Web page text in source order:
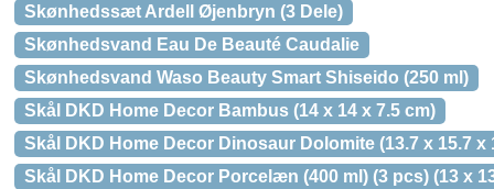
Skønhedssæt Ardell Øjenbryn (3 Dele)
Skønhedsvand Eau De Beauté Caudalie
Skønhedsvand Waso Beauty Smart Shiseido (250 ml)
Skål DKD Home Decor Bambus (14 x 14 x 7.5 cm)
Skål DKD Home Decor Dinosaur Dolomite (13.7 x 15.7 x
Skål DKD Home Decor Porcelæn (400 ml) (3 pcs) (13 x